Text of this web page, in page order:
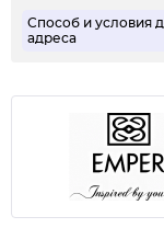
Способ и условия
адреса